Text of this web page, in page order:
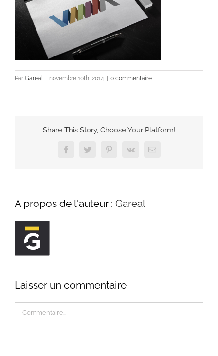
Par Gareal novembre 10th, 2014 0 commentaire
Share This Story, Choose Your Platform!
FacebookTwitterPinterest
Vk Email
À propos de l'auteur : Gareal
Laisser un commentaire